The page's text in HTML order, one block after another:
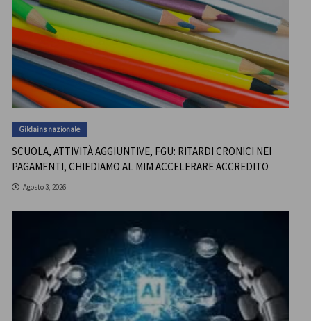
Gildains nazionale
SCUOLA, ATTIVITÀ AGGIUNTIVE, FGU: RITARDI CRONICI NEI
PAGAMENTI, CHIEDIAMO AL MIM ACCELERARE ACCREDITO
Agosto 3, 2026